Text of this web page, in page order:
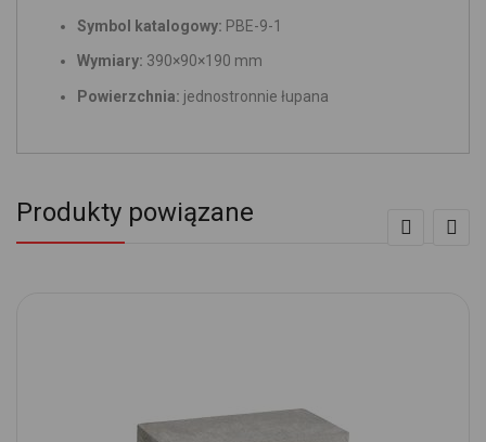
Symbol katalogowy: PBE-9-1
Wymiary: 390×90×190 mm
Powierzchnia: jednostronnie łupana
Produkty powiązane